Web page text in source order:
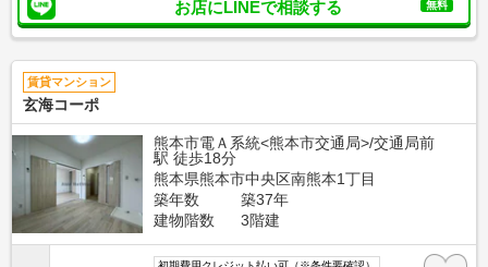
お店にLINEで相談する 無料
賃貸マンション
玄海コーポ
熊本市電Ａ系統<熊本市交通局>/交通局前
駅 徒歩18分
熊本県熊本市中央区南熊本1丁目
築年数
築37年
建物階数
3階建